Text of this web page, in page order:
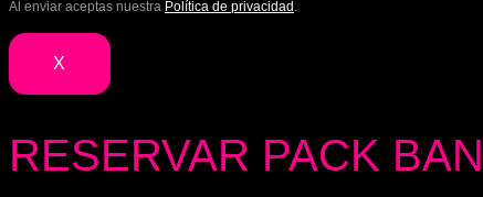
Al enviar aceptas nuestra Política de privacidad
X
RESERVAR PACK